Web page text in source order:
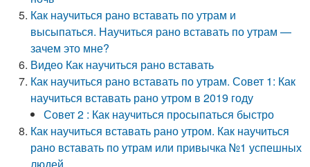
Как научиться рано вставать по утрам и
высыпаться. Научиться рано вставать по утрам —
зачем это мне?
Видео Как научиться рано вставать
Как научиться рано вставать по утрам. Совет 1: Как
научиться вставать рано утром в 2019 году
Совет 2 : Как научиться просыпаться быстро
Как научиться вставать рано утром. Как научиться
рано вставать по утрам или привычка №1 успешных